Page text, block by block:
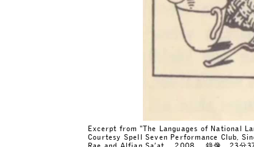
Excerpt from "The Languages of National
Courtesy Spell Seven Performance Club,